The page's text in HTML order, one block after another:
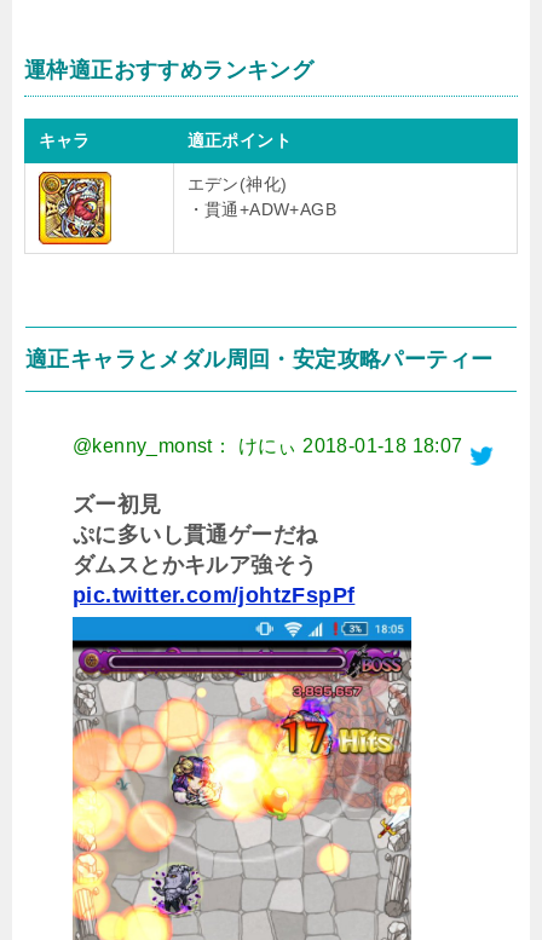
運枠適正おすすめランキング
キャラ 適正ポイント
エデン(神化)
・貫通+ADW+AGB
適正キャラとメダル周回・安定攻略パーティー
@kenny_monst： けにぃ 2018-01-18 18:07
ズー初見
ぷに多いし貫通ゲーだね
ダムスとかキルア強そう
pic.twitter.com/johtzFspPf